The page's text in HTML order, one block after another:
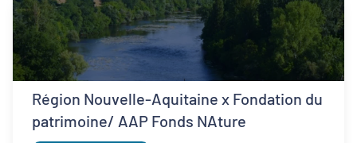
Région Nouvelle-Aquitaine x Fondation du
patrimoine/ AAP Fonds NAture